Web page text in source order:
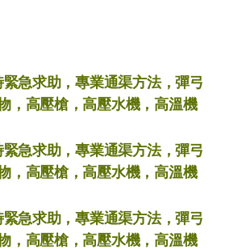
急求助，專業通渠方法，彈弓
，高壓槍，高壓水機，高溫機
急求助，專業通渠方法，彈弓
，高壓槍，高壓水機，高溫機
急求助，專業通渠方法，彈弓
，高壓槍，高壓水機，高溫機